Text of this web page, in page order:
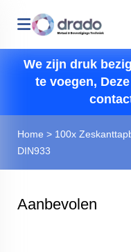
We zijn druk
te voegen,
Home > 100x
DIN933
Aanbevolen